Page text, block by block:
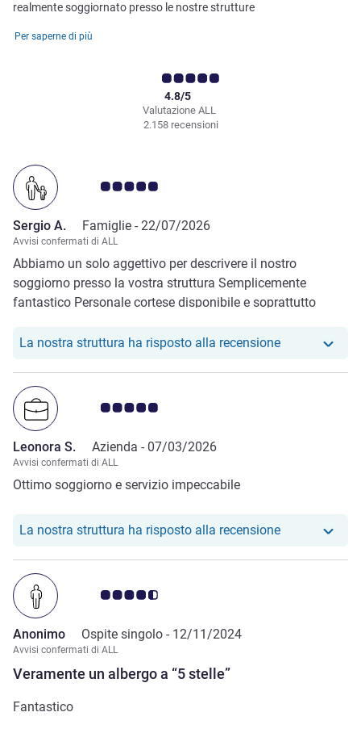
realmente soggiornato presso le nostre strutture
Per saperne di più
Valutazione ALL
4.8/5
2.158 recensioni
Giudizio clienti 5.0/5
Sergio A. Famiglie - 22/07/2026
Avvisi confermati di ALL
Abbiamo un solo aggettivo per descrivere il nostro
soggiorno presso la vostra struttura Semplicemente
fantastico Personale cortese disponibile e soprattutto
La nostra struttura ha risposto alla recensioneIl nostro hotel
Giudizio clienti 5.0/5
Leonora S. Azienda - 07/03/2026
Avvisi confermati di ALL
Ottimo soggiorno e servizio impeccabile
La nostra struttura ha risposto alla recensioneIl nostro hotel
Veramente un albergo a “5 stelle”
Giudizio clienti 4.5/5
Anonimo Ospite singolo - 12/11/2024
Avvisi confermati di ALL
Fantastico